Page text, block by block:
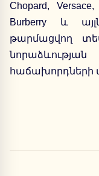
Chopard,
Burberry և
թարմացվող
հաճախորդների